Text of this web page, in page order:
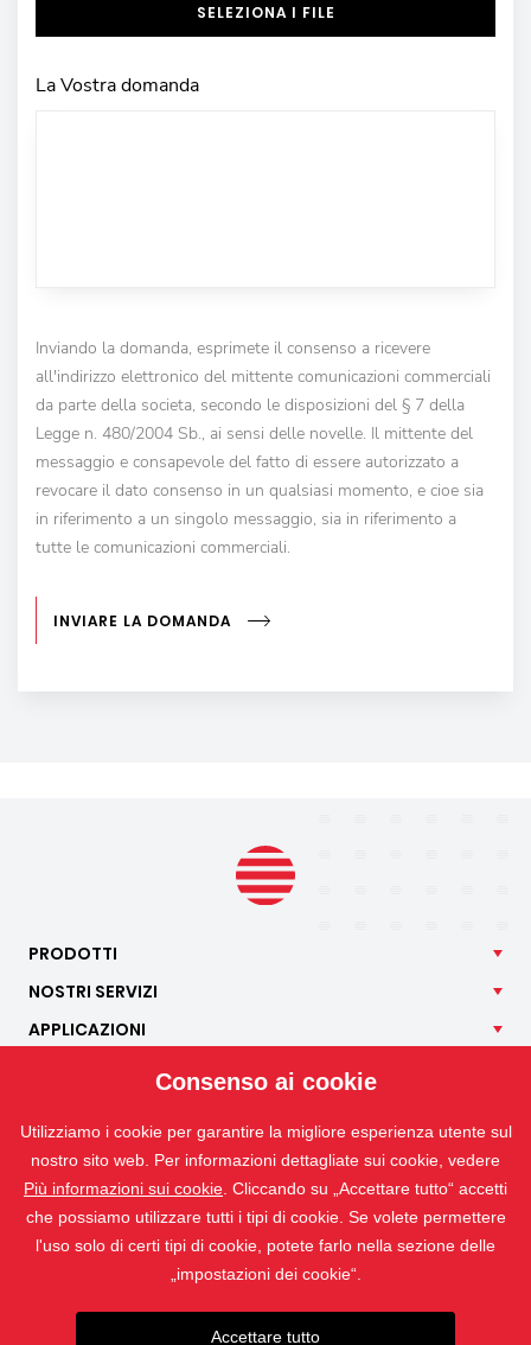
SELEZIONA I FILE
La Vostra domanda
Inviando la domanda, esprimete il consenso a ricevere
all'indirizzo elettronico del mittente comunicazioni commerciali
da parte della societa, secondo le disposizioni del § 7 della
Legge n. 480/2004 Sb., ai sensi delle novelle. Il mittente del
messaggio e consapevole del fatto di essere autorizzato a
revocare il dato consenso in un qualsiasi momento, e cioe sia
in riferimento a un singolo messaggio, sia in riferimento a
tutte le comunicazioni commerciali.
INVIARE LA DOMANDA
PRODOTTI
NOSTRI SERVIZI
APPLICAZIONI
Consenso ai cookie
Utilizziamo i cookie per garantire la migliore esperienza utente sul
nostro sito web. Per informazioni dettagliate sui cookie, vedere
Più informazioni sui cookie . Cliccando su „Accettare tutto“ accetti
che possiamo utilizzare tutti i tipi di cookie. Se volete permettere
l'uso solo di certi tipi di cookie, potete farlo nella sezione delle
„impostazioni dei cookie“.
Accettare tutto